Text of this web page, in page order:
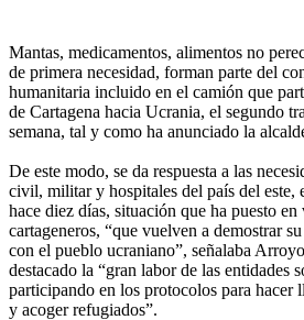
Mantas, medicamentos, alimentos no
de primera necesidad, forman parte del
humanitaria incluido en el camión que
de Cartagena hacia Ucrania, el segundo
semana, tal y como ha anunciado la
De este modo, se da respuesta a las
civil, militar y hospitales del país del este,
hace diez días, situación que ha puesto
cartageneros, “que vuelven a demostrar
con el pueblo ucraniano”, señalaba
destacado la “gran labor de las entidades
participando en los protocolos para hacer
y acoger refugiados”.